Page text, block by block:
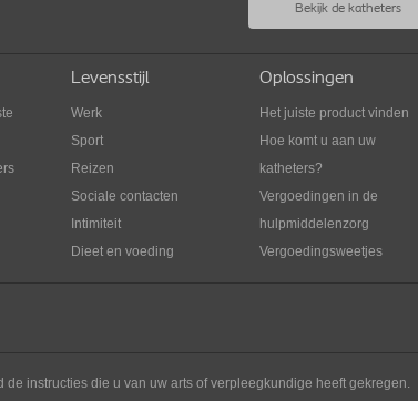
De meest compacte katheter voor mannenBekijk de katheters
Levensstijl
Werk
Sport
Reizen
Sociale contacten
Intimiteit
Dieet en voeding
Oplossingen
Het juiste product vinden
Hoe komt u aan uw
katheters?
Vergoedingen in de
hulpmiddelenzorg
Vergoedingsweetjes
instructies die u van uw arts of verpleegkundige heeft gekregen.